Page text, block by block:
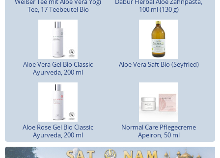
Tee, 17 Teebeutel Bio
100 ml (130 g)
Aloe Vera Gel Bio Classic
Ayurveda, 200 ml
Aloe Vera Saft Bio (Seyfried)
Aloe Rose Gel Bio Classic
Ayurveda, 200 ml
Normal Care Pflegecreme
Apeiron, 50 ml